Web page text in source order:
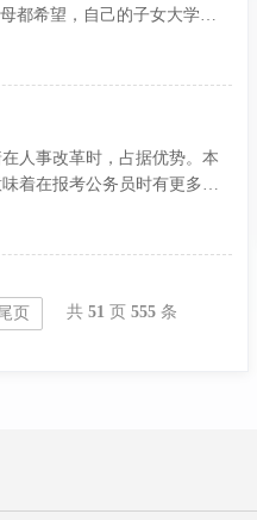
都希望，自己的子女大学毕
人事改革时，占据优势。本
着在报考公务员时有更多的
获得更多的分数。本科学
页 共 51 页 555 条